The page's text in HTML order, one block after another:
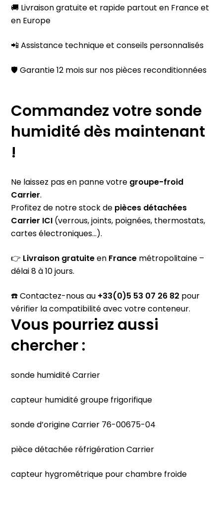
🚚 Livraison gratuite et rapide partout en France et
en Europe
📲 Assistance technique et conseils personnalisés
🛡️ Garantie 12 mois sur nos pièces reconditionnées
Commandez votre sonde
humidité dès maintenant
!
Ne laissez pas en panne votregroupe-froid
Carrier.
Profitez de notre stock depièces détachées
Carrier ICI(verrous, joints, poignées, thermostats,
cartes électroniques…).
👉 Livraison gratuiteenFrancemétropolitaine –
délai 8 à 10 jours.
☎️ Contactez-nous au+33(0)5 53 07 26 82 pour
vérifier la compatibilité avec votre conteneur.
Vous pourriez aussi
chercher :
sonde humidité Carrier
capteur humidité groupe frigorifique
sonde d’origine Carrier 76-00675-04
pièce détachée réfrigération Carrier
capteur hygrométrique pour chambre froide